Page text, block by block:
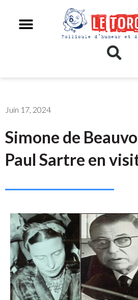
Juin 17, 2024
Simone de
Paul Sartre en